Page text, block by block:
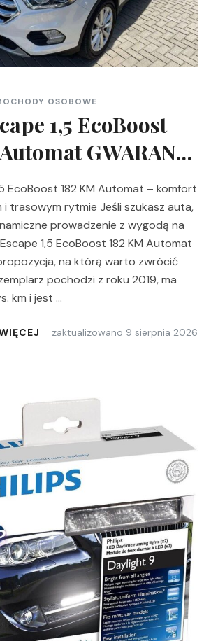
OSOBOWE
1,5 EcoBoost
GWARAN…
EcoBoost 182 KM Automat – komfort
i trasowym rytmie Jeśli szukasz auta,
prowadzenie z wygodą na
1,5 EcoBoost 182 KM Automat
na którą warto zwrócić
pochodzi z roku 2019, ma
km i jest …
zaktualizowano 9 sierpnia 2026